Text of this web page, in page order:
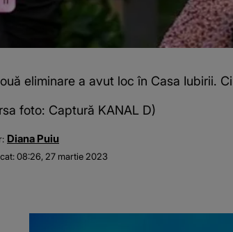
eliminare a avut loc în Casa Iubirii.
foto: Captură KANAL D)
Diana Puiu
08:26, 27 martie 2023